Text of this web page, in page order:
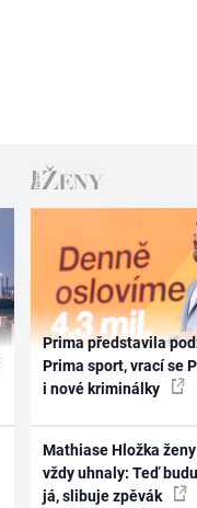
Prima představila
Prima sport, vrací se
i nové kriminálky
Mathiase Hložka
vždy uhnaly: Teď
já, slibuje zpěvák